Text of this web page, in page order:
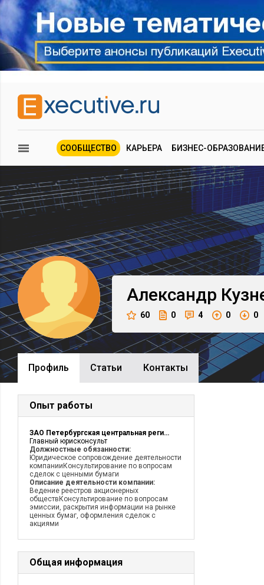
СООБЩЕСТВО КАРЬЕРА БИЗНЕС-
Александр
60 0 4 0 0
Профиль Cтатьи Контакты
Опыт работы
ЗАО Петербургская центральная регистрационная компания
Главный юрисконсульт
Должностные обязанности:
Юридическое сопровождение деятельности
компанииКонсультирование по вопросам
сделок с ценными бумаги
Описание деятельности компании:
Ведение реестров акционерных
обществКонсультирование по вопросам
эмиссии, раскрытия информации на рынке
ценных бумаг, оформления сделок с
акциями
Общая информация